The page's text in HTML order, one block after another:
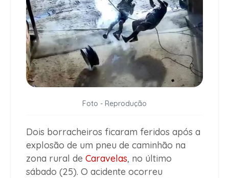
Foto - Reprodução
Dois borracheiros ficaram feridos após a
explosão de um pneu de caminhão na
zona rural de Caravelas, no último
sábado (25). O acidente ocorreu